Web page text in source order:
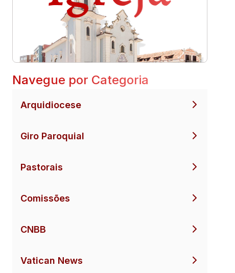
Navegue por Categoria
Arquidiocese
Giro Paroquial
Pastorais
Comissões
CNBB
Vatican News